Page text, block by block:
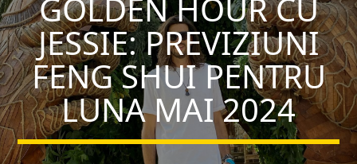
GOLDEN HOUR CU
JESSIE: PREVIZIUNI
FENG SHUI PENTRU
LUNA MAI 2024